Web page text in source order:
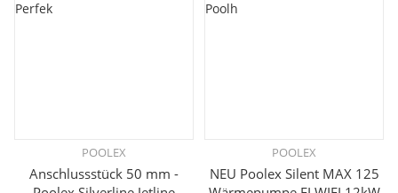
POOLEX
Anschlussstück 50 mm -
POOLEX
NEU Poolex Silent MAX 125